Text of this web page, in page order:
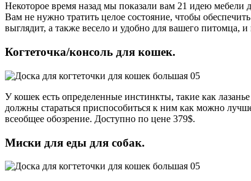
Некоторое время назад мы показали вам 21 идею
Вам не нужно тратить целое состояние, чтобы
выглядит, а также весело и удобно для вашего питомца,
Когтеточка/консоль для кошек.
У кошек есть определенные инстинкты, такие как
должны стараться приспособиться к ним как можно
всеобщее обозрение. Доступно по цене 379$.
Миски для еды для собак.